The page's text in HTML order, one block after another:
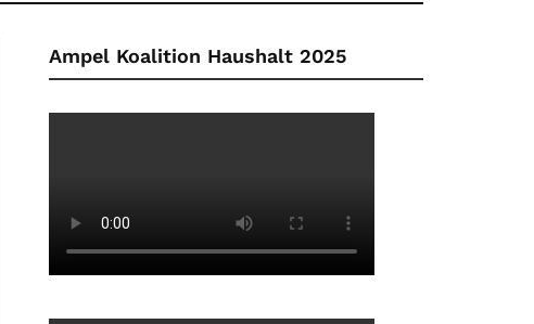
Ampel Koalition Haushalt 2025